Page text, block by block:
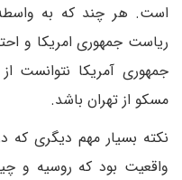
است. هر چند که به واسطه
ریاست جمهوری امریکا و
جمهوری آمریکا نتوانست
مسکو از تهران باشد.
نکته بسیار مهم دیگری
واقعیت بود که روسیه و